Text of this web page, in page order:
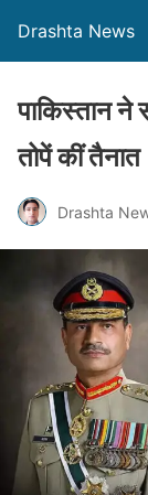
Drashta News
पाकिस्तान ने
तोपें कीं तैनात
Drashta